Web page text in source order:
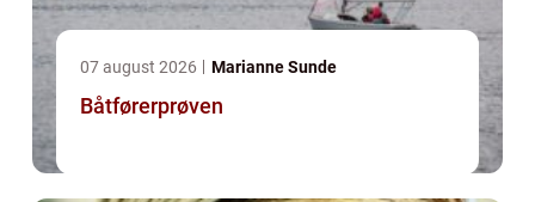
07 august 2026 Marianne Sunde
Båtførerprøven